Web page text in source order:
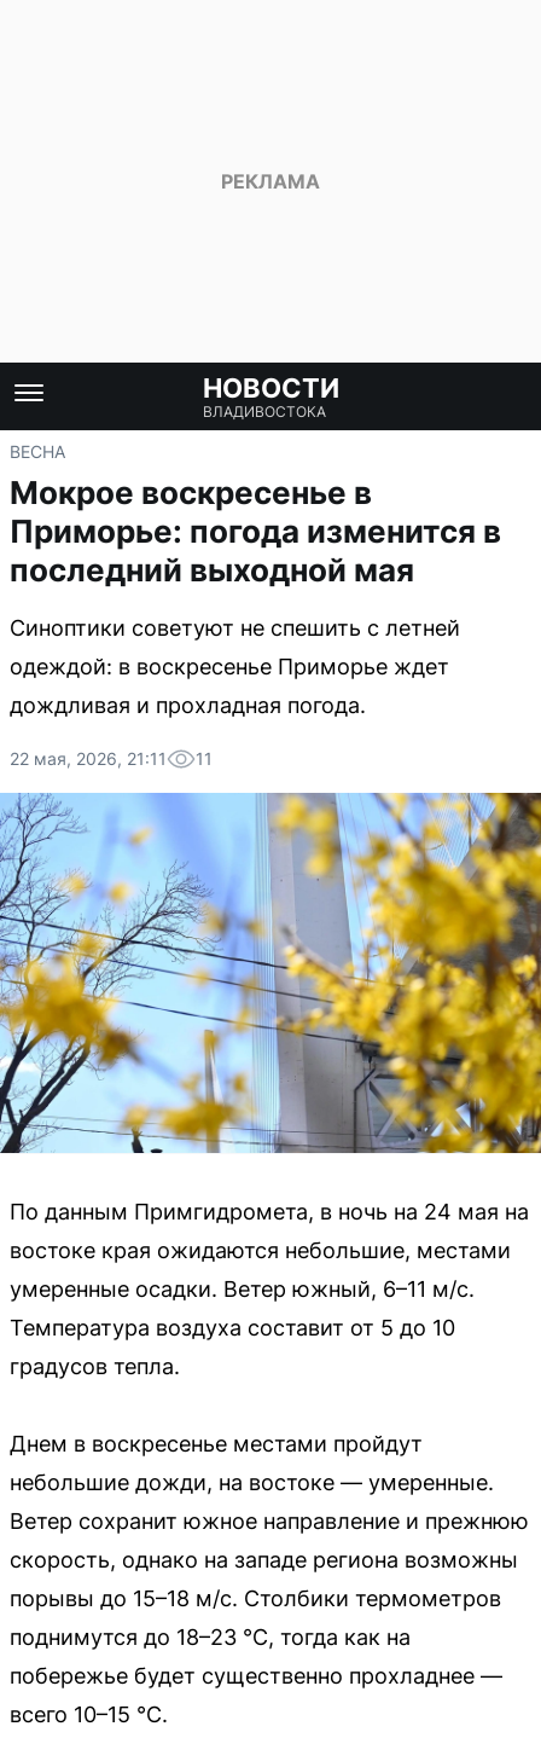
НОВОСТИ
ВЛАДИВОСТОКА
ВЕСНА
Мокрое воскресенье в
Приморье: погода изменится в
последний выходной мая
Синоптики советуют не спешить с летней
одеждой: в воскресенье Приморье ждет
дождливая и прохладная погода.
22 мая, 2026, 21:11 11
По данным Примгидромета, в ночь на 24 мая на
востоке края ожидаются небольшие, местами
умеренные осадки. Ветер южный, 6–11 м/с.
Температура воздуха составит от 5 до 10
градусов тепла.
Днем в воскресенье местами пройдут
небольшие дожди, на востоке — умеренные.
Ветер сохранит южное направление и прежнюю
скорость, однако на западе региона возможны
порывы до 15–18 м/с. Столбики термометров
поднимутся до 18–23 °C, тогда как на
побережье будет существенно прохладнее —
всего 10–15 °C.